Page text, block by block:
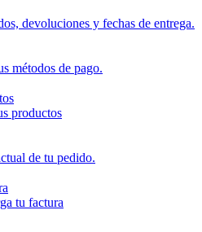
devoluciones y fechas de entrega.
métodos de pago.
productos
de tu pedido.
tu factura